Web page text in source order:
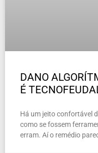
DANO
É
Há um jeito confortável
como se fossem
erram. Aí o remédio